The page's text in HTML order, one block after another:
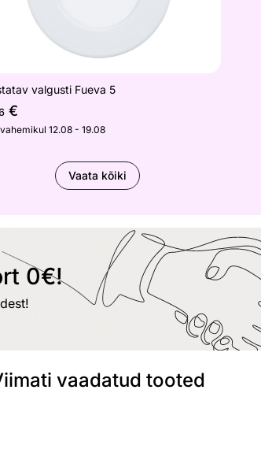
valgusti Fueva 5
€
12.08 - 19.08
Vaata kõiki
0€!
vaadatud tooted